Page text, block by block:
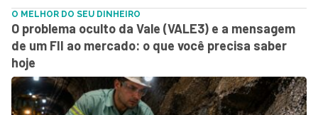
O MELHOR DO SEU DINHEIRO
O problema oculto da Vale (VALE3) e a mensagem
de um FII ao mercado: o que você precisa saber
hoje